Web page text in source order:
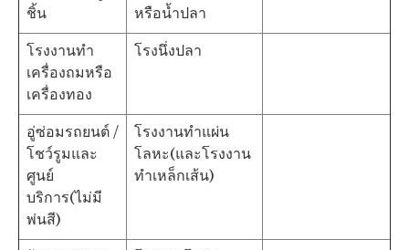
ชิ้น หรือน้ำปลา
โรงงานทำ
เครื่องถมหรือ
เครื่องทอง
โรงนึ่งปลา
อู่ซ่อมรถยนต์ /
โชว์รูมและ
ศูนย์
บริการ(ไม่มี
พ่นสี)
โรงงานทำแผ่น
โลหะ(และโรงงาน
ทำเหล็กเส้น)